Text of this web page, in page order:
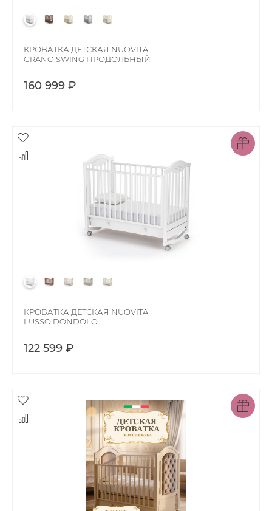
КРОВАТКА ДЕТСКАЯ NUOVITA
GRANO SWING ПРОДОЛЬНЫЙ
160 999 ₽
КРОВАТКА ДЕТСКАЯ NUOVITA
LUSSO DONDOLO
122 599 ₽